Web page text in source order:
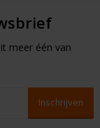
meer één van